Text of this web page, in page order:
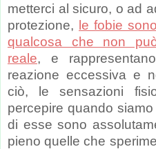
metterci al sicuro, o ad
protezione, le fobie
qualcosa che non
reale, e
reazione eccessiva e
ciò, le sensazioni
percepire quando
di esse sono
pieno quelle che